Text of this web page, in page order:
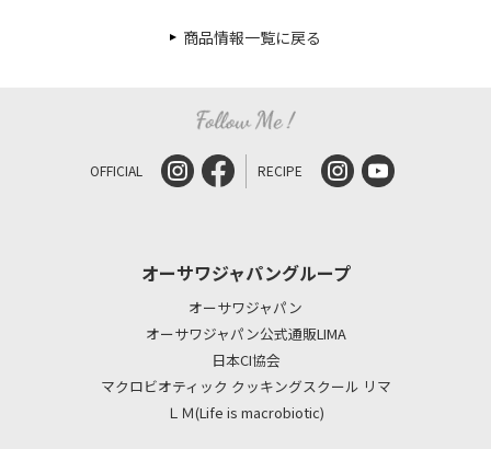
商品情報一覧に戻る
OFFICIAL RECIPE
オーサワジャパングループ
オーサワジャパン
オーサワジャパン公式通販LIMA
日本CI協会
マクロビオティック クッキングスクール リマ
ＬＭ(Life is macrobiotic)